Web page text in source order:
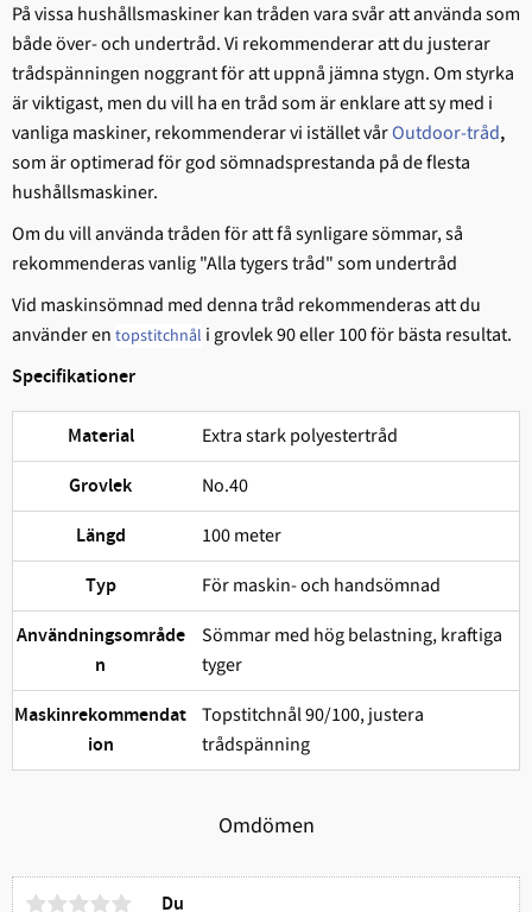
På vissa hushållsmaskiner kan tråden vara svår att använda som
både över- och undertråd. Vi rekommenderar att du justerar
trådspänningen noggrant för att uppnå jämna stygn. Om styrka
är viktigast, men du vill ha en tråd som är enklare att sy med i
vanliga maskiner, rekommenderar vi istället vårOutdoor-tråd,
som är optimerad för god sömnadsprestanda på de flesta
hushållsmaskiner.
Om du vill använda tråden för att få synligare sömmar, så
rekommenderas vanlig "Alla tygers tråd" som undertråd
Vid maskinsömnad med denna tråd rekommenderas att du
använder en topstitchnål i grovlek 90 eller 100 för bästa resultat.
Specifikationer
Material Extra stark polyestertråd
Grovlek No.40
Längd 100 meter
Typ För maskin- och handsömnad
Användningsområde
n
Sömmar med hög belastning, kraftiga
tyger
Maskinrekommendat
ion
Topstitchnål 90/100, justera
trådspänning
Omdömen
Du